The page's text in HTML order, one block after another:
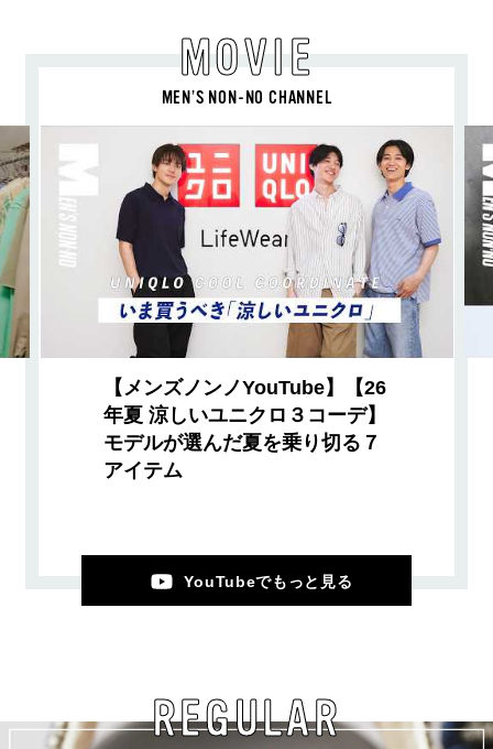
MOVIE
MEN’S NON-NO CHANNEL
【メンズノンノYouTube】【26
年夏 涼しいユニクロ３コーデ】
モデルが選んだ夏を乗り切る７
アイテム
YouTubeでもっと見る
REGULAR